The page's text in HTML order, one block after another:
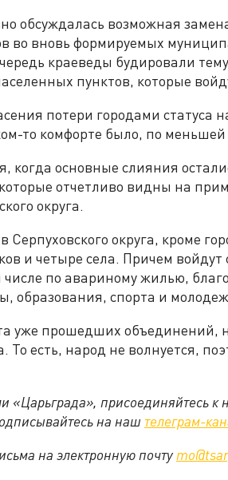
обсуждалась возможная
во вновь формируемых
краеведы будировали
пунктов, которые
потери городами статуса
то комфорте было, по
когда основные слияния
отчетливо видны на
округа.
Серпуховского округа, кроме
и четыре села. Причем
по авариному жилью,
образования, спорта и
уже прошедших объединений,
То есть, народ не волнуется,
«Царьграда», присоединяйтесь к
на наш телеграм-
на электронную почту